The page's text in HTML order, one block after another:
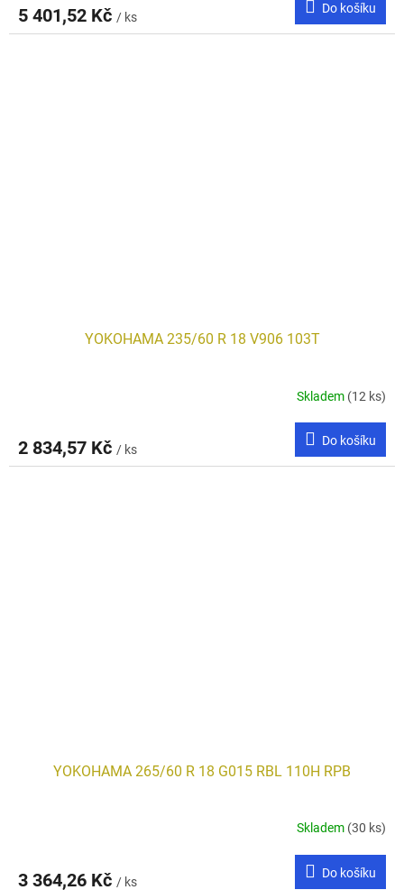
5 401,52 Kč / ks
Do košíku
YOKOHAMA 235/60 R 18 V906 103T
Skladem (12 ks)
2 834,57 Kč / ks
Do košíku
YOKOHAMA 265/60 R 18 G015 RBL 110H RPB
Skladem (30 ks)
3 364,26 Kč / ks
Do košíku